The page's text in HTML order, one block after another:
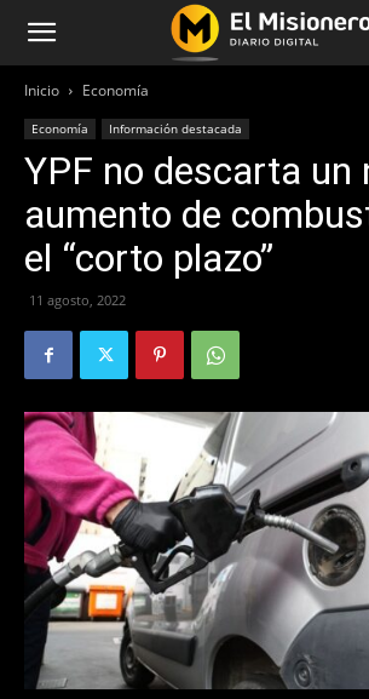
Inicio Economía
Economía Información destacada
YPF no descarta un
aumento de
el “corto plazo”
11 agosto, 2022